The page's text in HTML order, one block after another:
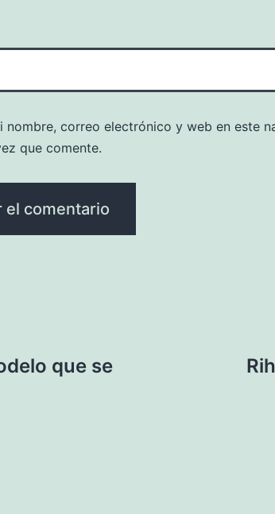
nombre, correo electrónico y web en este
que comente.
que se